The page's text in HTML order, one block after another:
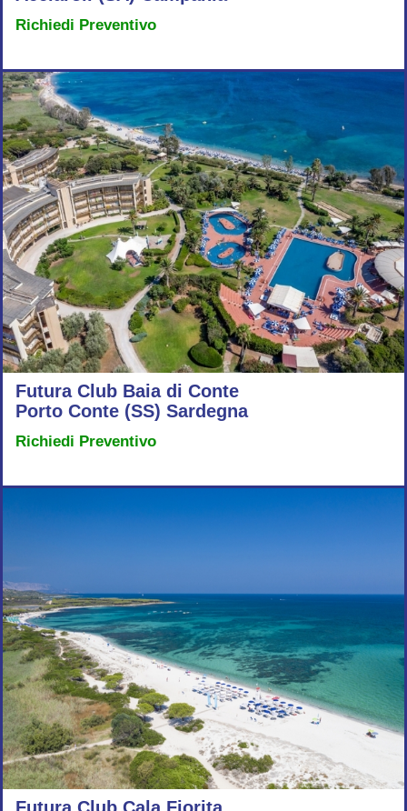
Richiedi Preventivo
Futura Club Baia di Conte
Porto Conte (SS) Sardegna
Richiedi Preventivo